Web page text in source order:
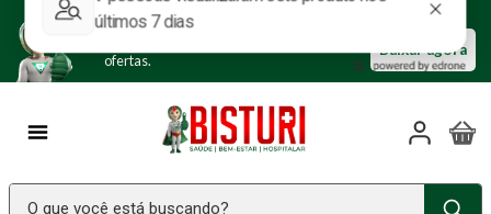
ofertas.
Baixar agora
O que você está buscando?